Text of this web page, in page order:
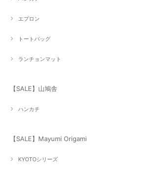
エプロン
トートバッグ
ランチョンマット
【SALE】山鳩舎
ハンカチ
【SALE】Mayumi Origami
KYOTOシリーズ